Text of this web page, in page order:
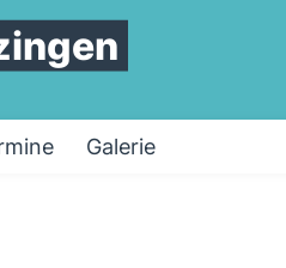
Galerie